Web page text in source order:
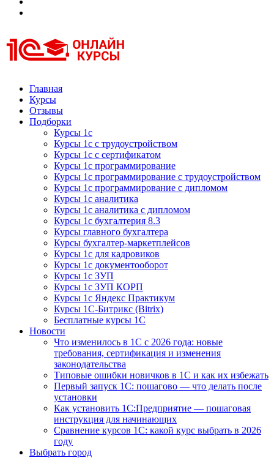
Курсы 1С
Курсы 1С официальная сертификация
Главная
Курсы
Отзывы
Подборки
Курсы 1с
Курсы 1с с трудоустройством
Курсы 1с с сертификатом
Курсы 1с программирование
Курсы 1с программирование с трудоустройством
Курсы 1с программирование с дипломом
Курсы 1с аналитика
Курсы 1с аналитика с дипломом
Курсы 1с бухгалтерия 8.3
Курсы главного бухгалтера
Курсы бухгалтер-маркетплейсов
Курсы 1с для кадровиков
Курсы 1с документооборот
Курсы 1с ЗУП
Курсы 1с ЗУП КОРП
Курсы 1с Яндекс Практикум
Курсы 1С-Битрикс (Bitrix)
Бесплатные курсы 1С
Новости
Что изменилось в 1С с 2026 года: новые
требования, сертификация и изменения
законодательства
Типовые ошибки новичков в 1С и как их избежать
Первый запуск 1С: пошагово — что делать после
установки
Как установить 1С:Предприятие — пошаговая
инструкция для начинающих
Сравнение курсов 1С: какой курс выбрать в 2026
году
Выбрать город